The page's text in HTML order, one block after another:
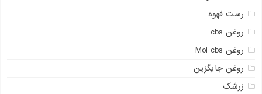
رست قهوه
روغن cbs
روغن Moi cbs
روغن جایگزین
زرشک